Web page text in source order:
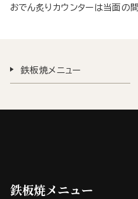
おでん炙りカウンターは当面の
鉄板焼メニュー
鉄板焼メニュー